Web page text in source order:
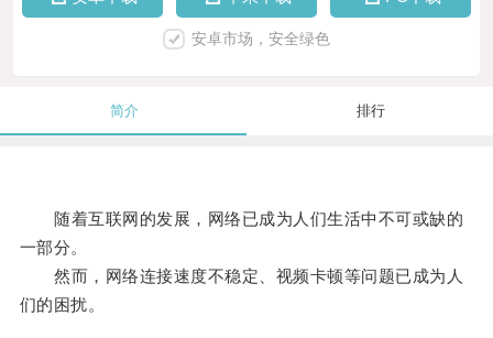
安卓市场，安全绿色
简介 排行
随着互联网的发展，网络已成为人们生活中不可或缺的
一部分。
然而，网络连接速度不稳定、视频卡顿等问题已成为人
们的困扰。